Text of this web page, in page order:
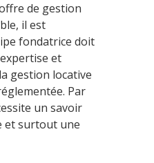
de gestion
il est
fondatrice doit
et
gestion locative
Par
un savoir
et surtout une